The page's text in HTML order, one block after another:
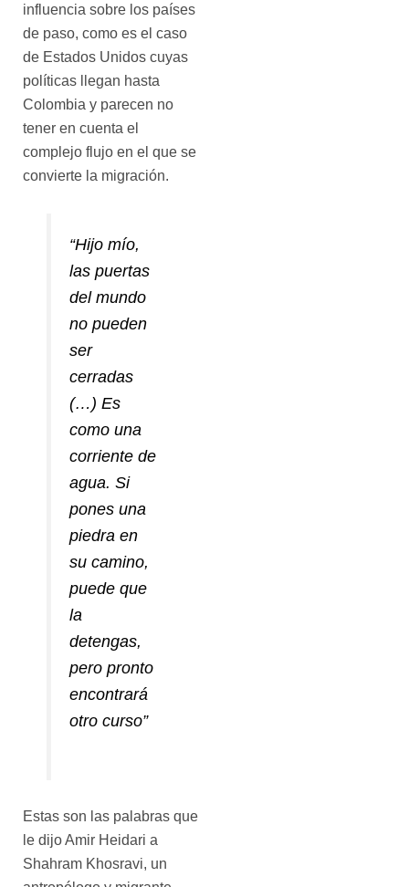
influencia sobre los países
de paso, como es el caso
de Estados Unidos cuyas
políticas llegan hasta
Colombia y parecen no
tener en cuenta el
complejo flujo en el que se
convierte la migración.
“Hijo mío,
las puertas
del mundo
no pueden
ser
cerradas
(…) Es
como una
corriente de
agua. Si
pones una
piedra en
su camino,
puede que
la
detengas,
pero pronto
encontrará
otro curso”
Estas son las palabras que
le dijo Amir Heidari a
Shahram Khosravi, un